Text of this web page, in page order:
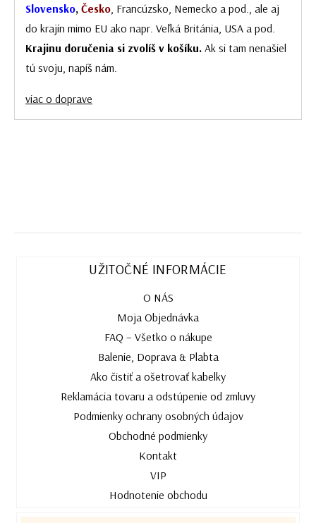
Slovensko, Česko , Francúzsko, Nemecko a pod., ale aj
do krajín mimo EU ako napr. Veľká Británia, USA a pod.
Krajinu doručenia si zvolíš v košíku. Ak si tam nenašiel
tú svoju, napíš nám.
viac o doprave
UŽITOČNÉ INFORMÁCIE
O NÁS
Moja Objednávka
FAQ – Všetko o nákupe
Balenie, Doprava & Plabta
Ako čistiť a ošetrovať kabelky
Reklamácia tovaru a odstúpenie od zmluvy
Podmienky ochrany osobných údajov
Obchodné podmienky
Kontakt
VIP
Hodnotenie obchodu